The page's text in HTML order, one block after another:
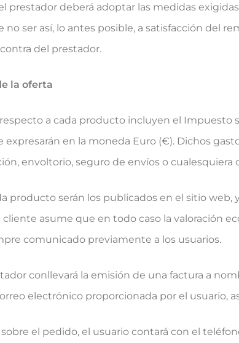
prestador deberá adoptar las medidas
no ser así, lo antes posible, a satisfacción del
del prestador.
la oferta
a cada producto incluyen el Impuesto
expresarán en la moneda Euro (€). Dichos
envoltorio, seguro de envíos o
producto serán los publicados en el sitio
asume que en todo caso la valoración
comunicado previamente a los usuarios.
conllevará la emisión de una factura a
electrónico proporcionada por el usuario,
el pedido, el usuario contará con el